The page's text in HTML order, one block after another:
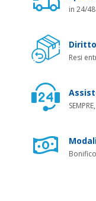
in 24/
Resi